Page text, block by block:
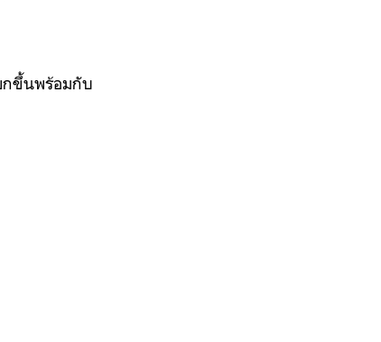
กขึ้นพร้อมกับ